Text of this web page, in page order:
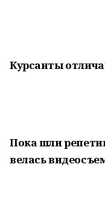
Курсанты
Пока шли
велась